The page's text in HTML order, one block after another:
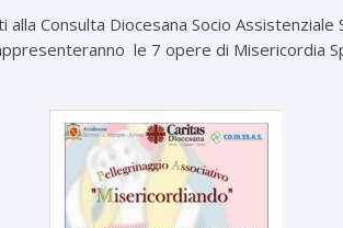
Consulta Diocesana Socio
le 7 opere di Misericordia